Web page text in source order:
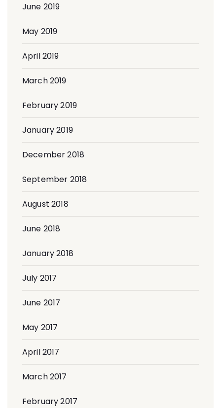
June 2019
May 2019
April 2019
March 2019
February 2019
January 2019
December 2018
September 2018
August 2018
June 2018
January 2018
July 2017
June 2017
May 2017
April 2017
March 2017
February 2017